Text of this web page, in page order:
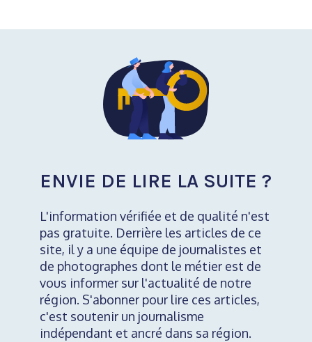
ENVIE DE LIRE LA SUITE ?
L'information vérifiée et de qualité n'est
pas gratuite. Derrière les articles de ce
site, il y a une équipe de journalistes et
de photographes dont le métier est de
vous informer sur l'actualité de notre
région. S'abonner pour lire ces articles,
c'est soutenir un journalisme
indépendant et ancré dans sa région.